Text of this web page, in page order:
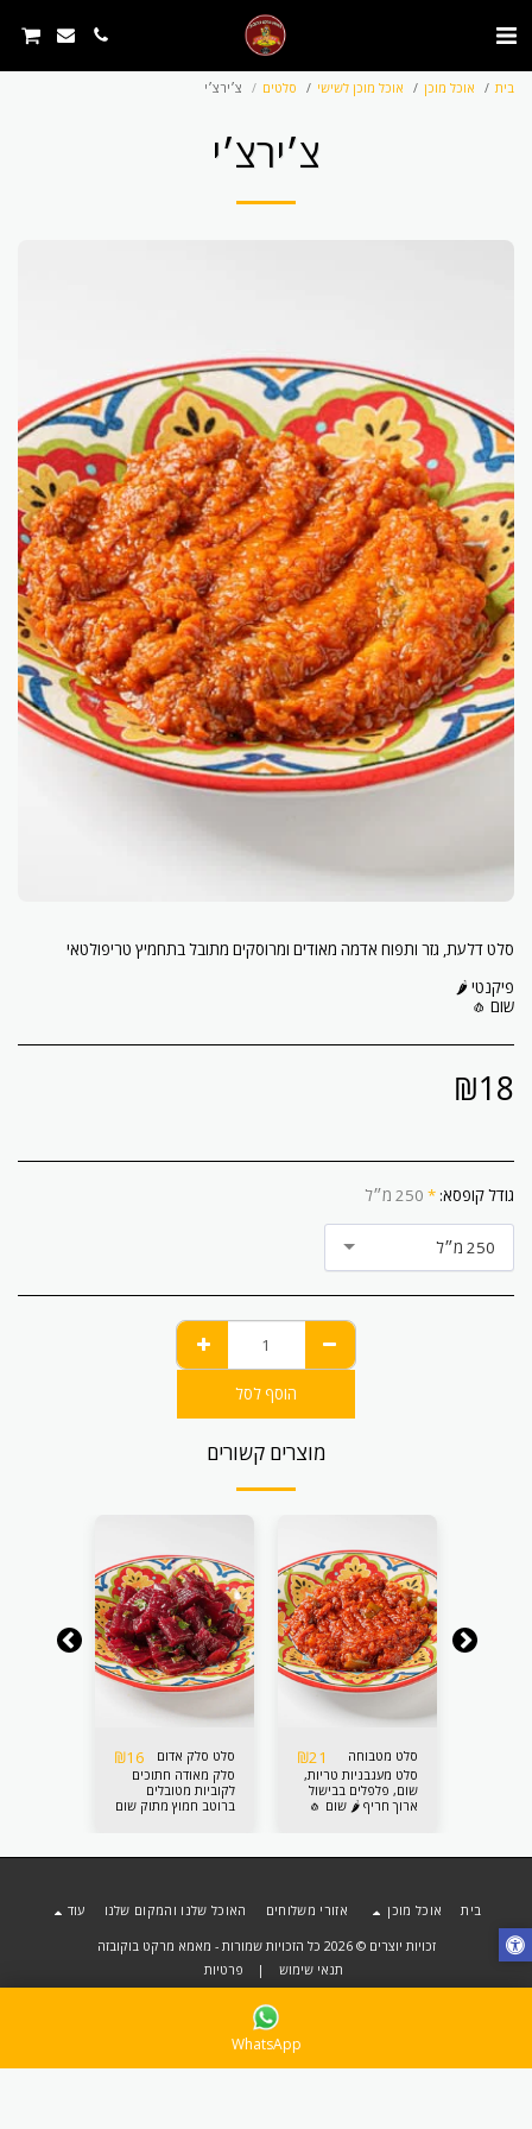
בית אוכל מוכן אוכל מוכן לשישי סלטים צ׳ירצ׳י
צ׳ירצ׳י
שום 🧄
₪18
גודל קופסא: * 250 מ״ל
250 מ״ל
הוסף לסל
מוצרים קשורים
סלט מטבוחה ₪21
סלט מעגבניות טריות,
שום, פלפלים בבישול
ארוך חריף 🌶 שום 🧄
סלט סלק אדום ₪16
סלק מאודה חתוכים
לקוביות מטובלים
ברוטב חמוץ מתוק שום
בית אוכל מוכן אזורי משלוחים האוכל שלנו והמקום שלנו עוד
זכויות יוצרים © 2026 כל הזכויות שמורות -
מאמא מרקט בוקובזה
תנאי שימוש | פרטיות
WhatsApp